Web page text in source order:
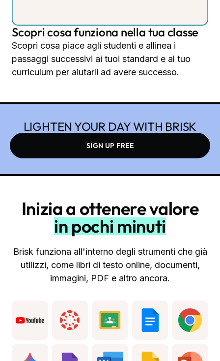
Scopri cosa funziona nella tua classe
Scopri cosa piace agli studenti e allinea i
passaggi successivi ai tuoi standard e al tuo
curriculum per aiutarli ad avere successo.
LIGHTEN YOUR DAY WITH BRISK
SIGN UP FREE
Inizia a ottenere valore
in pochi minuti
Brisk funziona all'interno degli strumenti che già
utilizzi, come libri di testo online, documenti,
immagini, PDF e altro ancora.